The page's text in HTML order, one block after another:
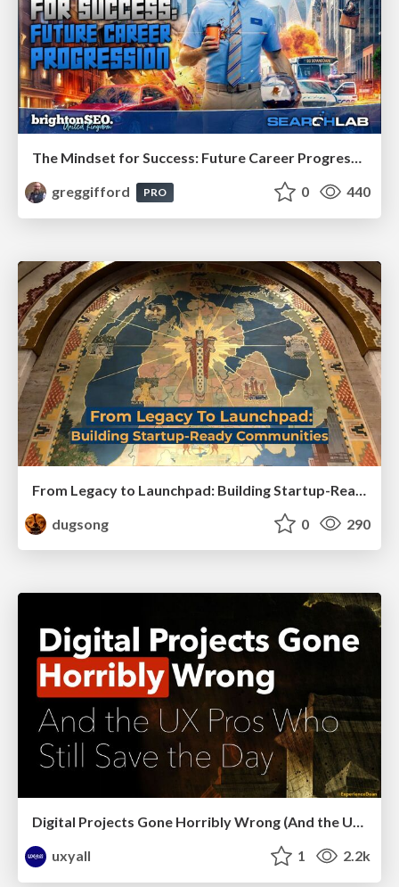
The Mindset for Success: Future Career Progression
greggifford
PRO 0 440
dugsong
0 290
Digital Projects Gone Horribly Wrong (And the UX Pros Who Still Save the Day) - Dean Schuster
uxyall
1 2.2k